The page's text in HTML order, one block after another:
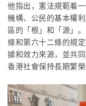
他指出，憲法規範着
機構、公民的基本權
區的「根」和「源」
條和第六十二條的規
據和效力來源，並共
香港社會保持長期繁